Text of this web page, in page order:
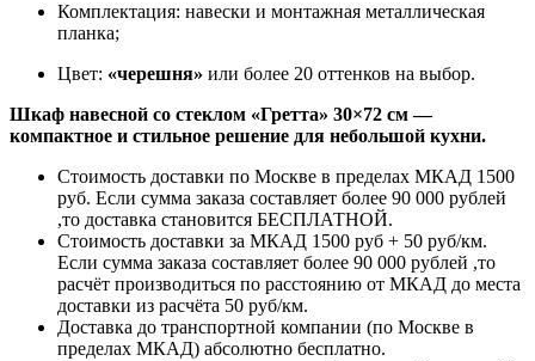
Комплектация: навески и монтажная металлическая
планка;
Цвет: «черешня» или более 20 оттенков на выбор.
Шкаф навесной со стеклом «Гретта» 30×72 см —
компактное и стильное решение для небольшой кухни.
Стоимость доставки по Москве в пределах МКАД 1500
руб. Если сумма заказа составляет более 90 000 рублей
,то доставка становится БЕСПЛАТНОЙ.
Стоимость доставки за МКАД 1500 руб + 50 руб/км.
Если сумма заказа составляет более 90 000 рублей ,то
расчёт производиться по расстоянию от МКАД до места
доставки из расчёта 50 руб/км.
Доставка до транспортной компании (по Москве в
пределах МКАД) абсолютно бесплатно.